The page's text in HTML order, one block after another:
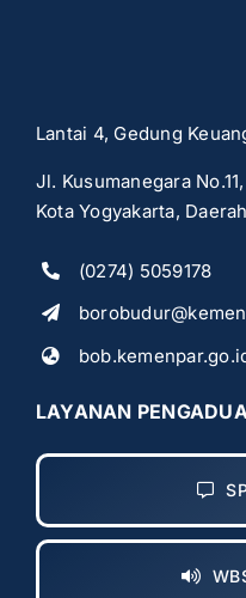
Lantai 4, Gedung
Jl. Kusumanegara
Kota Yogyakarta,
(0274) 5059178
LAYANAN